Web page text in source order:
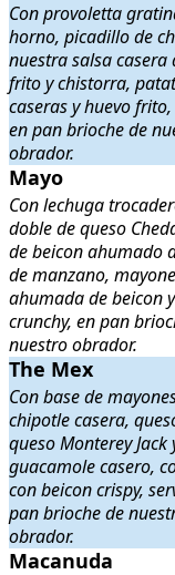
Con provoletta
horno, picadillo de
nuestra salsa casera
frito y chistorra,
caseras y huevo
en pan brioche de
obrador.
Mayo . Con lechuga
Mayo
Con lechuga
doble de queso
de beicon ahumado
de manzano,
ahumada de beicon
crunchy, en pan
nuestro obrador.
The Mex . Con base
The Mex
Con base de
chipotle casera,
queso Monterey Jack
guacamole casero,
con beicon crispy,
pan brioche de
obrador.
Macanuda . Con Mac
Macanuda